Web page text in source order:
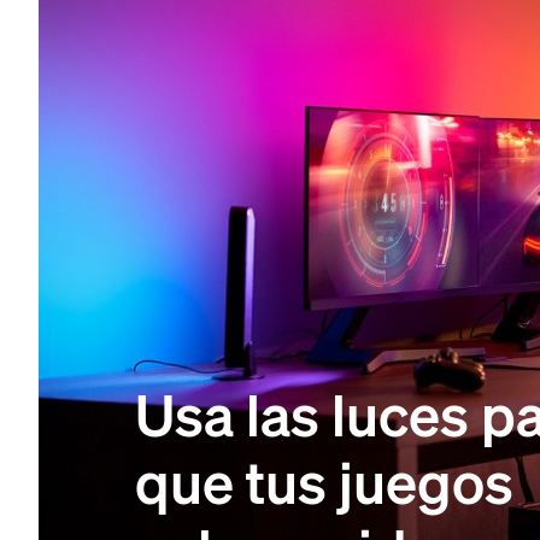
Usa las luces
que tus juegos